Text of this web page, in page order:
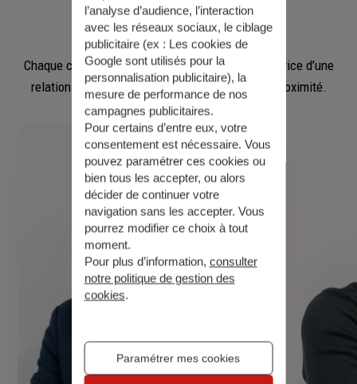
Notreéquipe
Chaque collaborateur met son savoir‑faire au service d’une
relation fondée sur l’écoute, la confiance et la proximité.
l’analyse d’audience, l’interaction
avec les réseaux sociaux, le ciblage
publicitaire (ex : Les cookies de
Google sont utilisés pour la
personnalisation publicitaire), la
mesure de performance de nos
campagnes publicitaires.
Pour certains d’entre eux, votre
consentement est nécessaire. Vous
pouvez paramétrer ces cookies ou
bien tous les accepter, ou alors
décider de continuer votre
navigation sans les accepter. Vous
pourrez modifier ce choix à tout
moment.
Pour plus d’information, consulter
notre politique de gestion des
cookies.
Paramétrer mes cookies